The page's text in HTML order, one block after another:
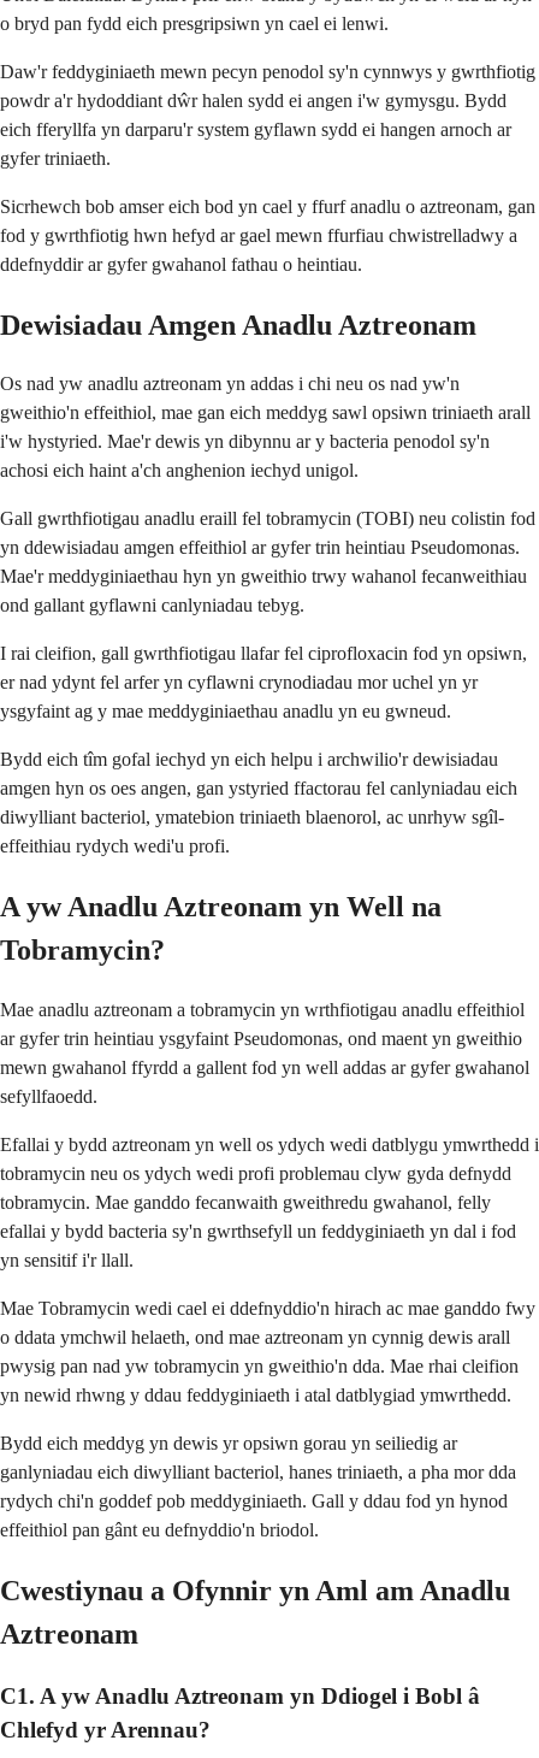
o bryd pan fydd eich presgripsiwn yn cael ei lenwi.
Daw'r feddyginiaeth mewn pecyn penodol sy'n cynnwys y gwrthfiotig
powdr a'r hydoddiant dŵr halen sydd ei angen i'w gymysgu. Bydd
eich fferyllfa yn darparu'r system gyflawn sydd ei hangen arnoch ar
gyfer triniaeth.
Sicrhewch bob amser eich bod yn cael y ffurf anadlu o aztreonam, gan
fod y gwrthfiotig hwn hefyd ar gael mewn ffurfiau chwistrelladwy a
ddefnyddir ar gyfer gwahanol fathau o heintiau.
Dewisiadau Amgen Anadlu Aztreonam
Os nad yw anadlu aztreonam yn addas i chi neu os nad yw'n
gweithio'n effeithiol, mae gan eich meddyg sawl opsiwn triniaeth arall
i'w hystyried. Mae'r dewis yn dibynnu ar y bacteria penodol sy'n
achosi eich haint a'ch anghenion iechyd unigol.
Gall gwrthfiotigau anadlu eraill fel tobramycin (TOBI) neu colistin fod
yn ddewisiadau amgen effeithiol ar gyfer trin heintiau Pseudomonas.
Mae'r meddyginiaethau hyn yn gweithio trwy wahanol fecanweithiau
ond gallant gyflawni canlyniadau tebyg.
I rai cleifion, gall gwrthfiotigau llafar fel ciprofloxacin fod yn opsiwn,
er nad ydynt fel arfer yn cyflawni crynodiadau mor uchel yn yr
ysgyfaint ag y mae meddyginiaethau anadlu yn eu gwneud.
Bydd eich tîm gofal iechyd yn eich helpu i archwilio'r dewisiadau
amgen hyn os oes angen, gan ystyried ffactorau fel canlyniadau eich
diwylliant bacteriol, ymatebion triniaeth blaenorol, ac unrhyw sgîl-
effeithiau rydych wedi'u profi.
A yw Anadlu Aztreonam yn Well na
Tobramycin?
Mae anadlu aztreonam a tobramycin yn wrthfiotigau anadlu effeithiol
ar gyfer trin heintiau ysgyfaint Pseudomonas, ond maent yn gweithio
mewn gwahanol ffyrdd a gallent fod yn well addas ar gyfer gwahanol
sefyllfaoedd.
Efallai y bydd aztreonam yn well os ydych wedi datblygu ymwrthedd i
tobramycin neu os ydych wedi profi problemau clyw gyda defnydd
tobramycin. Mae ganddo fecanwaith gweithredu gwahanol, felly
efallai y bydd bacteria sy'n gwrthsefyll un feddyginiaeth yn dal i fod
yn sensitif i'r llall.
Mae Tobramycin wedi cael ei ddefnyddio'n hirach ac mae ganddo fwy
o ddata ymchwil helaeth, ond mae aztreonam yn cynnig dewis arall
pwysig pan nad yw tobramycin yn gweithio'n dda. Mae rhai cleifion
yn newid rhwng y ddau feddyginiaeth i atal datblygiad ymwrthedd.
Bydd eich meddyg yn dewis yr opsiwn gorau yn seiliedig ar
ganlyniadau eich diwylliant bacteriol, hanes triniaeth, a pha mor dda
rydych chi'n goddef pob meddyginiaeth. Gall y ddau fod yn hynod
effeithiol pan gânt eu defnyddio'n briodol.
Cwestiynau a Ofynnir yn Aml am Anadlu
Aztreonam
C1. A yw Anadlu Aztreonam yn Ddiogel i Bobl â
Chlefyd yr Arennau?